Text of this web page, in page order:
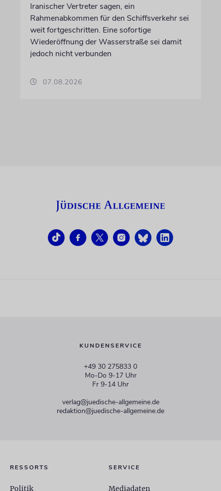
Iranischer Vertreter sagen, ein
Rahmenabkommen für den Schiffsverkehr sei
weit fortgeschritten. Eine sofortige
Wiederöffnung der Wasserstraße sei damit
jedoch nicht verbunden
07.08.2026
KUNDENSERVICE
+49 30 275833 0
Mo-Do 9-17 Uhr
Fr 9-14 Uhr
verlag@juedische-allgemeine.de
redaktion@juedische-allgemeine.de
RESSORTS
Politik
SERVICE
Mediadaten